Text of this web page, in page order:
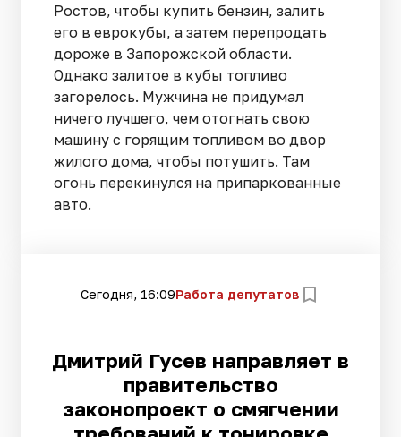
Ростов, чтобы купить бензин, залить
его в еврокубы, а затем перепродать
дороже в Запорожской области.
Однако залитое в кубы топливо
загорелось. Мужчина не придумал
ничего лучшего, чем отогнать свою
машину с горящим топливом во двор
жилого дома, чтобы потушить. Там
огонь перекинулся на припаркованные
авто.
Сегодня, 16:09Работа депутатов
Дмитрий Гусев направляет в
правительство
законопроект о смягчении